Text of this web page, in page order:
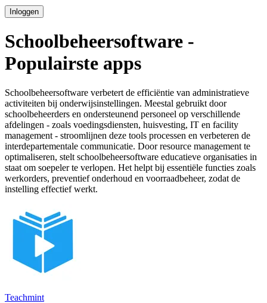
Inloggen
Schoolbeheersoftware -
Populairste apps
Schoolbeheersoftware verbetert de efficiëntie van administratieve
activiteiten bij onderwijsinstellingen. Meestal gebruikt door
schoolbeheerders en ondersteunend personeel op verschillende
afdelingen - zoals voedingsdiensten, huisvesting, IT en facility
management - stroomlijnen deze tools processen en verbeteren de
interdepartementale communicatie. Door resource management te
optimaliseren, stelt schoolbeheersoftware educatieve organisaties in
staat om soepeler te verlopen. Het helpt bij essentiële functies zoals
werkorders, preventief onderhoud en voorraadbeheer, zodat de
instelling effectief werkt.
Teachmint